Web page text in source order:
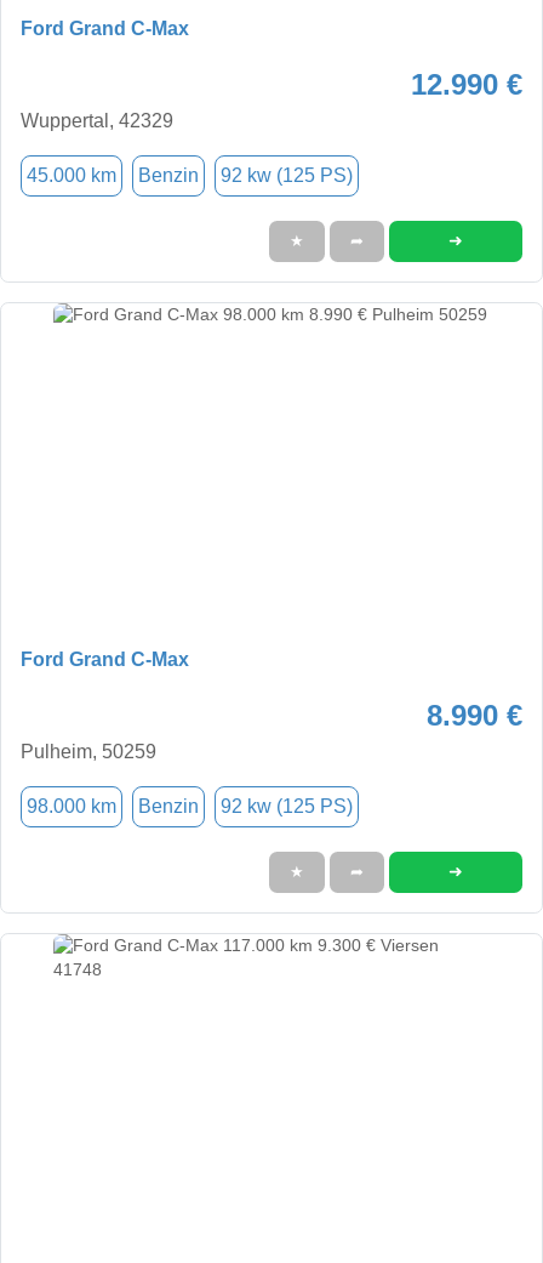
Ford Grand C-Max
12.990 €
Wuppertal, 42329
45.000 km Benzin 92 kw (125 PS)
★ ➦ ➜
Ford Grand C-Max
8.990 €
Pulheim, 50259
98.000 km Benzin 92 kw (125 PS)
★ ➦ ➜